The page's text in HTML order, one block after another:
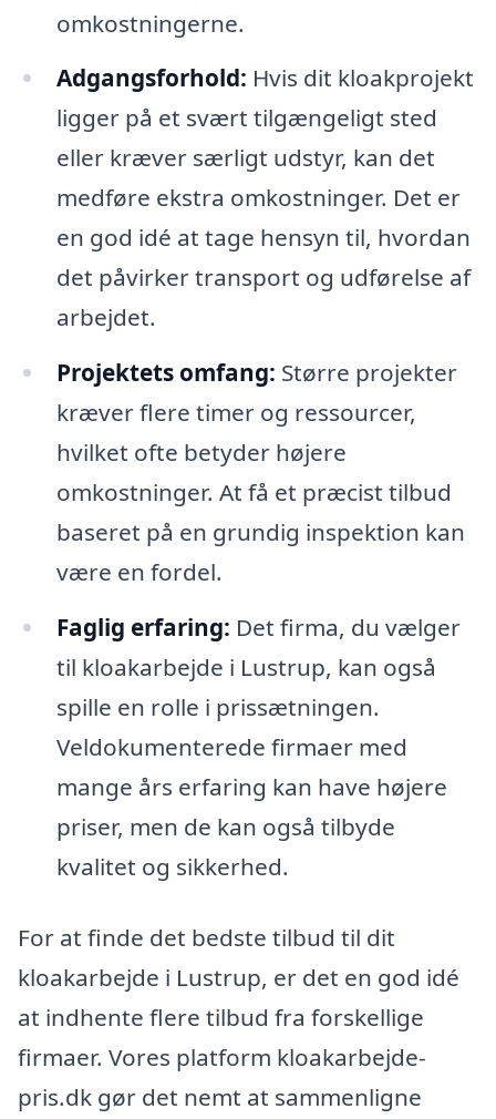
omkostningerne.
Adgangsforhold: Hvis dit kloakprojekt
ligger på et svært tilgængeligt sted
eller kræver særligt udstyr, kan det
medføre ekstra omkostninger. Det er
en god idé at tage hensyn til, hvordan
det påvirker transport og udførelse af
arbejdet.
Projektets omfang: Større projekter
kræver flere timer og ressourcer,
hvilket ofte betyder højere
omkostninger. At få et præcist tilbud
baseret på en grundig inspektion kan
være en fordel.
Faglig erfaring: Det firma, du vælger
til kloakarbejde i Lustrup, kan også
spille en rolle i prissætningen.
Veldokumenterede firmaer med
mange års erfaring kan have højere
priser, men de kan også tilbyde
kvalitet og sikkerhed.
For at finde det bedste tilbud til dit
kloakarbejde i Lustrup, er det en god idé
at indhente flere tilbud fra forskellige
firmaer. Vores platform kloakarbejde-
pris.dk gør det nemt at sammenligne